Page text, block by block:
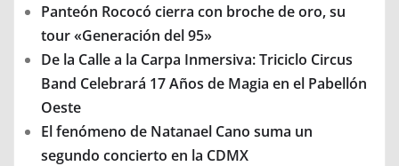
Panteón Rococó cierra con broche de oro, su
tour «Generación del 95»
De la Calle a la Carpa Inmersiva: Triciclo Circus
Band Celebrará 17 Años de Magia en el Pabellón
Oeste
El fenómeno de Natanael Cano suma un
segundo concierto en la CDMX